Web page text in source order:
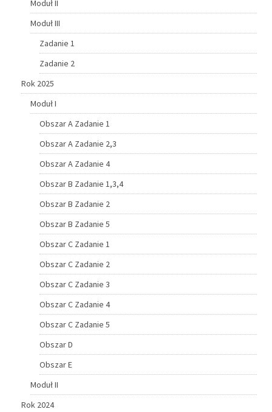
Moduł II
Moduł III
Zadanie 1
Zadanie 2
Rok 2025
Moduł I
Obszar A Zadanie 1
Obszar A Zadanie 2,3
Obszar A Zadanie 4
Obszar B Zadanie 1,3,4
Obszar B Zadanie 2
Obszar B Zadanie 5
Obszar C Zadanie 1
Obszar C Zadanie 2
Obszar C Zadanie 3
Obszar C Zadanie 4
Obszar C Zadanie 5
Obszar D
Obszar E
Moduł II
Rok 2024